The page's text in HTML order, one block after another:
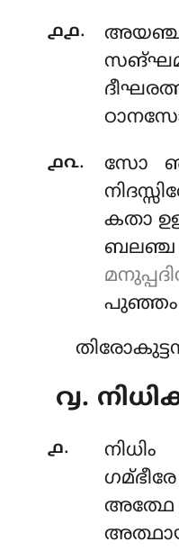
൧൧.
അയഞ്ച
൧൨.
സോ
കതാ
ബലഞ്ച
പുഞ്ഞം
൮.
൧.
അത്ഥേ
അത്ഥായ